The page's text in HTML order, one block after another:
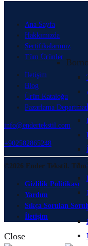
Ana Sayfa
Hakkımızda
Sertifikalarımız
Tüm Ürünler
İletişim
Blog
Ürün Kataloğu
Pazarlama
info@endertekstil.com
+902582865248
©2026 Ender Tekstil. Tüm
Gizlilik Politikası
Yardım
Sıkça Sorulan
İletişim
Close